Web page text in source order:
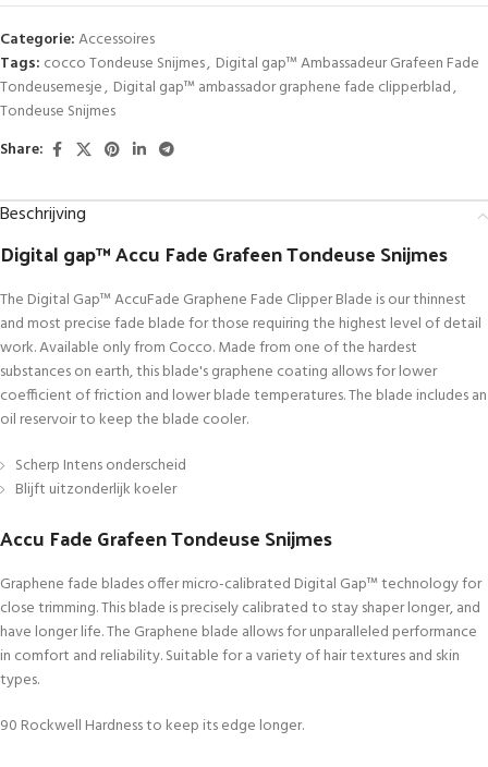
Categorie:Accessoires
Tags: cocco Tondeuse Snijmes, Digital gap™ Ambassadeur Grafeen Fade
Tondeusemesje, Digital gap™ ambassador graphene fade clipperblad,
Tondeuse Snijmes
Share:
Beschrijving
Digital gap™ Accu Fade Grafeen Tondeuse Snijmes
The Digital Gap™ AccuFade Graphene Fade Clipper Blade is our thinnest
and most precise fade blade for those requiring the highest level of detail
work. Available only from Cocco. Made from one of the hardest
substances on earth, this blade's graphene coating allows for lower
coefficient of friction and lower blade temperatures. The blade includes an
oil reservoir to keep the blade cooler.
Scherp Intens onderscheid
Blijft uitzonderlijk koeler
Accu Fade Grafeen Tondeuse Snijmes
Graphene fade blades offer micro-calibrated Digital Gap™ technology for
close trimming. This blade is precisely calibrated to stay shaper longer, and
have longer life. The Graphene blade allows for unparalleled performance
in comfort and reliability. Suitable for a variety of hair textures and skin
types.
90 Rockwell Hardness to keep its edge longer.